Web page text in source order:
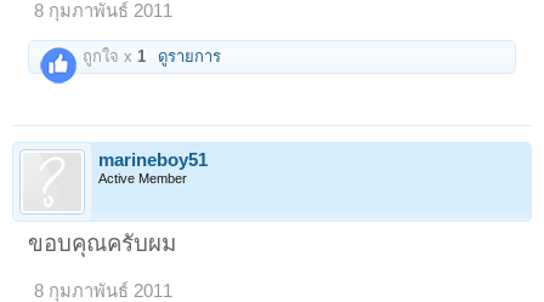
8 กุมภาพันธ์ 2011
ถูกใจ x 1 ดูรายการ
marineboy51
Active Member
ขอบคุณครับผม
8 กุมภาพันธ์ 2011